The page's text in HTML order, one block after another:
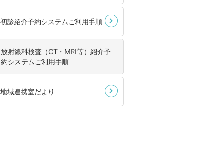
初診紹介予約システムご利用手順
放射線科検査（CT・MRI等）紹介予
約システムご利用手順
地域連携室だより